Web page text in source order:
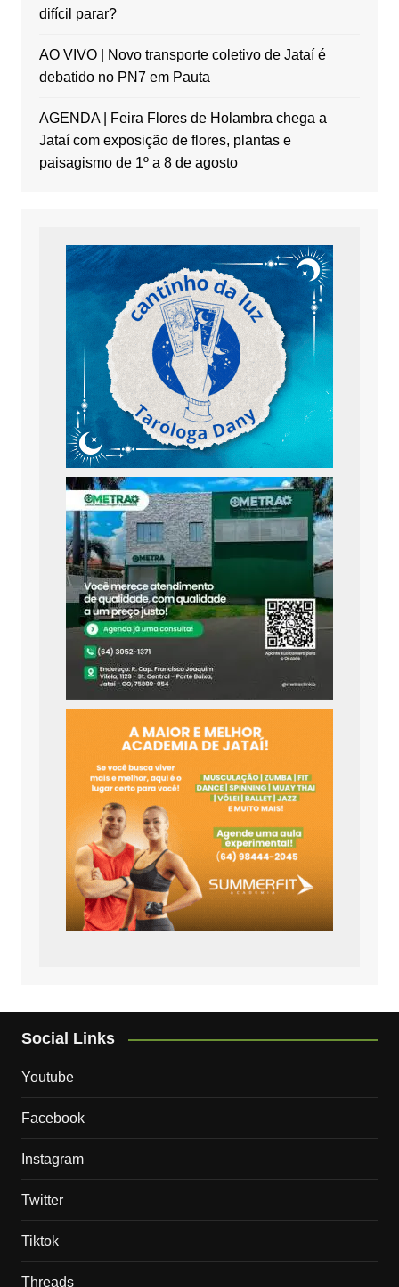
difícil parar?
AO VIVO | Novo transporte coletivo de Jataí é
debatido no PN7 em Pauta
AGENDA | Feira Flores de Holambra chega a
Jataí com exposição de flores, plantas e
paisagismo de 1º a 8 de agosto
Social Links
Youtube
Facebook
Instagram
Twitter
Tiktok
Threads